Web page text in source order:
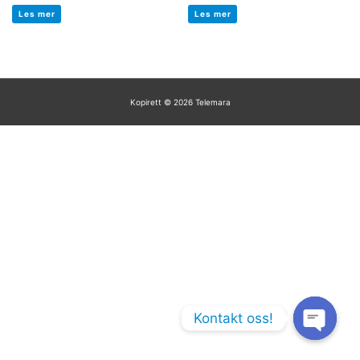
av
5
Les mer
av
5
Les mer
Kopirett © 2026 Telemara
Kontakt oss!
Open chaty